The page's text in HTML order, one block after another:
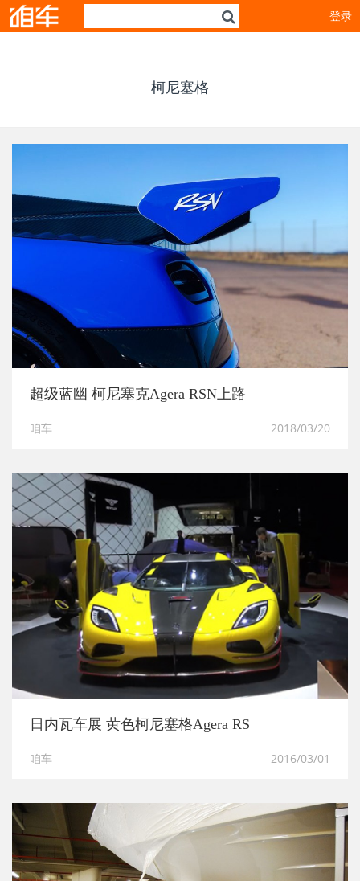
登录
柯尼塞格
超级蓝幽 柯尼塞克Agera RSN上路
咱车 2018/03/20
日内瓦车展 黄色柯尼塞格Agera RS
咱车 2016/03/01